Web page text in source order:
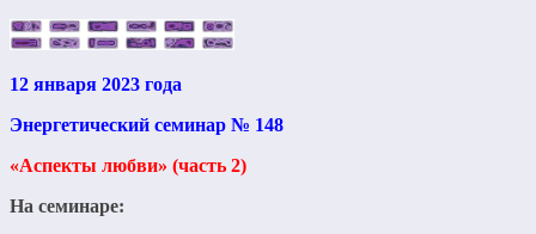
12 января 2023 года
Энергетический семинар № 148
«Аспекты любви» (часть 2)
На семинаре: